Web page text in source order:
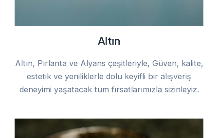
Altın
Altın, Pırlanta ve Alyans çeşitleriyle, Güven, kalite,
estetik ve yeniliklerle dolu keyifli bir alışveriş
deneyimi yaşatacak tüm fırsatlarımızla sizinleyiz.